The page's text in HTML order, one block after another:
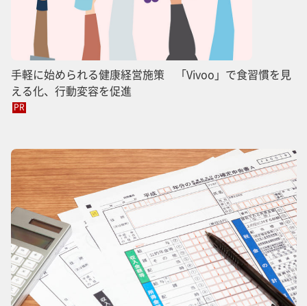
手軽に始められる健康経営施策 「Vivoo」で食習慣を見
える化、行動変容を促進
PR